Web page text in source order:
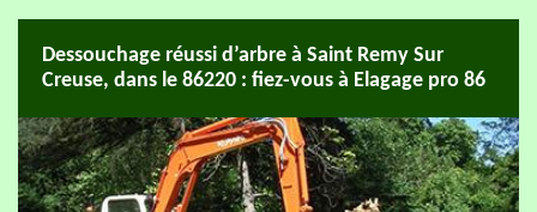
Dessouchage réussi d’arbre à Saint Remy Sur
Creuse, dans le 86220 : fiez-vous à Elagage pro 86